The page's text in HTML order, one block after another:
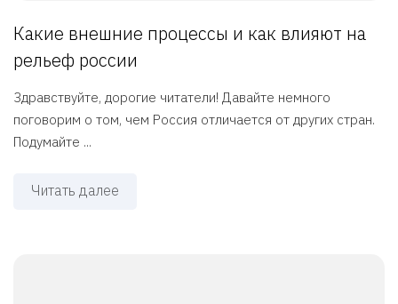
Какие внешние процессы и как влияют на
рельеф россии
Здравствуйте, дорогие читатели! Давайте немного
поговорим о том, чем Россия отличается от других стран.
Подумайте ...
Читать далее